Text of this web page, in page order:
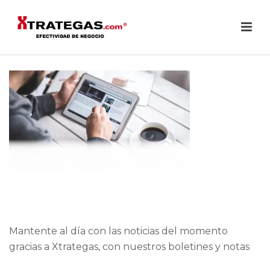
Mantente al día con las noticias del momento
gracias a Xtrategas, con nuestros boletines y notas